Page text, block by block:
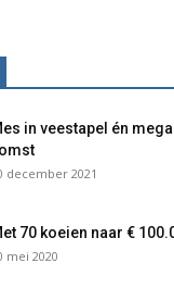
in veestapel én
december 2021
70 koeien naar €
mei 2020